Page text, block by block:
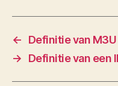
←
Definitie van M3U
→
Definitie van een